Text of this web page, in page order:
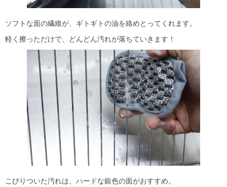
ソフトな面の繊維が、ギトギトの油を絡めとってくれます。
軽く擦っただけで、どんどん汚れが落ちていきます！
こびりついた汚れは、ハードな銀色の面がおすすめ。